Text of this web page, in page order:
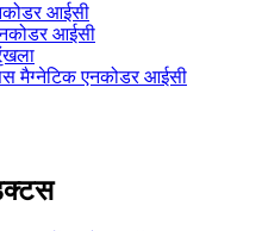
आईसी
आईसी
मैग्नेटिक एनकोडर आईसी